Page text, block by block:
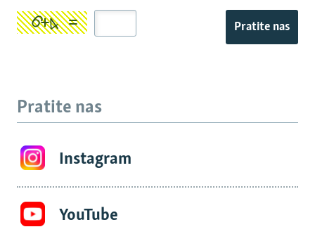
Pratite nas
Pratite nas
Instagram
YouTube